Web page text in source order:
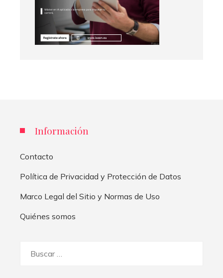
Información
Contacto
Política de Privacidad y Protección de Datos
Marco Legal del Sitio y Normas de Uso
Quiénes somos